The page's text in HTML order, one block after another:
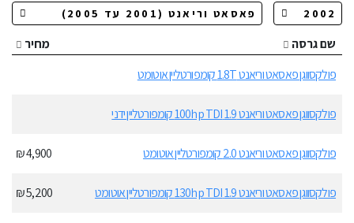
שם גרסה
מחיר
פולקסווגן פאסאט וריאנט 1.8T קומפורטליין אוטומט
פולקסווגן פאסאט וריאנט 1.9 100hp TDI קומפורטליין ידני
פולקסווגן פאסאט וריאנט 2.0 קומפורטליין אוטומט 4,900 ₪
פולקסווגן פאסאט וריאנט 1.9 130hp TDI קומפורטליין אוטומט 5,200 ₪